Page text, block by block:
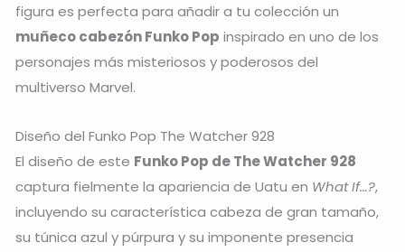
figura es perfecta para añadir a tu colección un
muñeco cabezón Funko Pop inspirado en uno de los
personajes más misteriosos y poderosos del
multiverso Marvel.
Diseño del Funko Pop The Watcher 928
El diseño de este Funko Pop de The Watcher 928
captura fielmente la apariencia de Uatu en What If…?,
incluyendo su característica cabeza de gran tamaño,
su túnica azul y púrpura y su imponente presencia